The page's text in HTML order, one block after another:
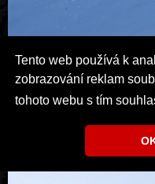
Tento web používá k
zobrazování reklam
tohoto webu s tím